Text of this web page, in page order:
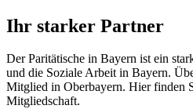
Ihr starker Partner
Der Paritätische in Bayern ist ein
und die Soziale Arbeit in Bayern.
Mitglied in Oberbayern. Hier finden
Mitgliedschaft.